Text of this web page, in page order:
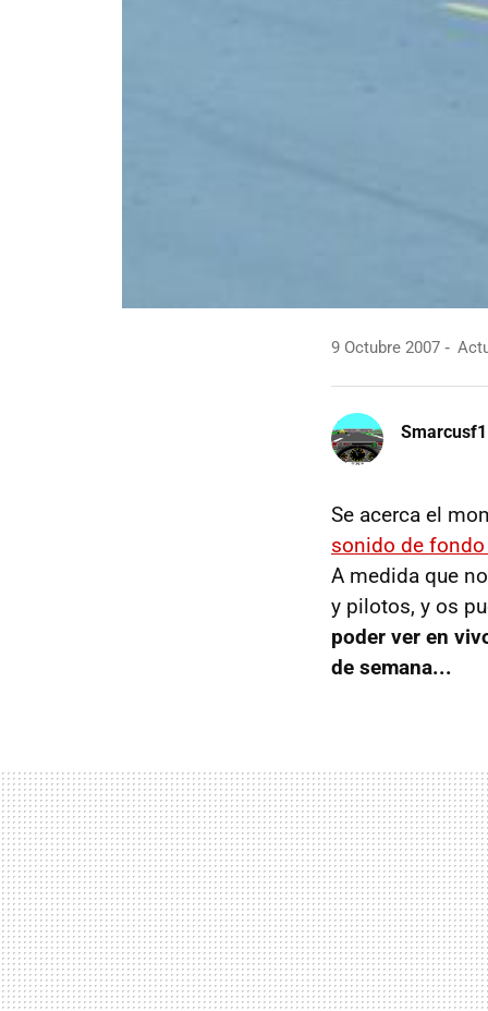
9 Octubre 2007
Smarcusf1
Se acerca el
sonido de
A medida que
y pilotos, y os
poder ver en
de semana...